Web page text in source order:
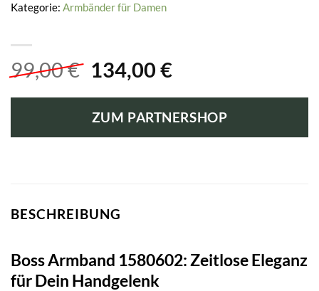
99,00€ Ursprünglicher
war:
99,00 €
134,00 €Aktueller
ist:
134,00 €.
ZUM PARTNERSHOP
Kategorie: Armbänder für Damen
BESCHREIBUNG
Boss Armband 1580602: Zeitlose Eleganz
für Dein Handgelenk